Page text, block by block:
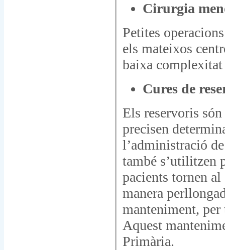
Cirurgia
Petites
els mateixos
baixa
Cures de
Els reservoris són
precisen
l’administració
també s’utilitzen
pacients tornen
manera
manteniment,
Aquest
Primària.